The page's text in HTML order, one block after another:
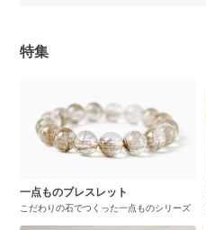
特集
一点ものブレスレット
こだわりの石でつくった一点ものシリーズ